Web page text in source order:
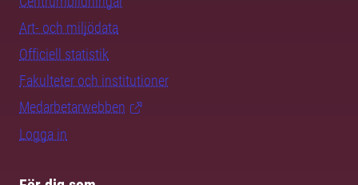
Art- och miljödata
Officiell statistik
Fakulteter och institutioner
Medarbetarwebben
Logga in